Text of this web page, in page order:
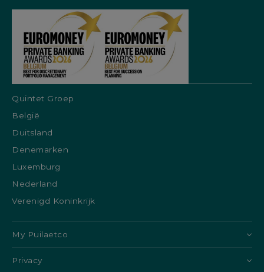
Quintet Groep
België
Duitsland
Denemarken
Luxemburg
Nederland
Verenigd Koninkrijk
My Puilaetco
Privacy